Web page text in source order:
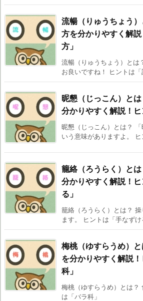
流暢（りゅうちょう
方を分かりやすく解
方」
流暢（りゅうちょう）とは
お良いですね！ ヒントは「
昵懇（じっこん）と
分かりやすく解説！ヒ
昵懇（じっこん）とは？
いう意味がありますよ。
籠絡（ろうらく）と
分かりやすく解説！
る」
籠絡（ろうらく）とは？
ます。 ヒントは「手なずけ
梅桃（ゆすらうめ）
を分かりやすく解説
科」
梅桃（ゆすらうめ）とは？
は「バラ科」